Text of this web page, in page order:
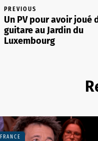
PREVIOUS
Un PV pour avoir joué
guitare au Jardin du
Luxembourg
FRANCE